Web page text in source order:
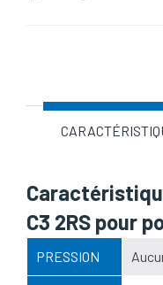
C3 2RS pour
PRESSION